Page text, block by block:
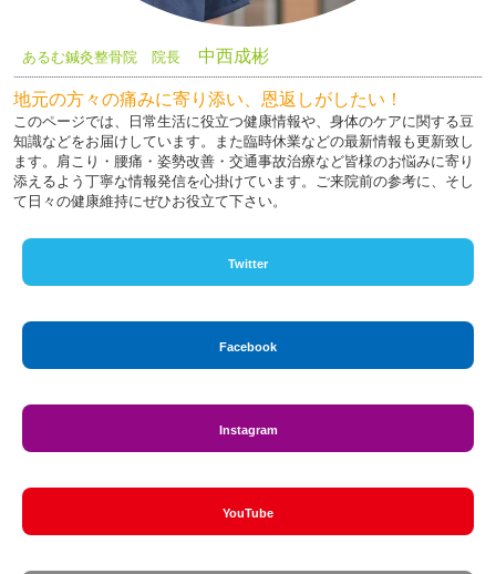
あるむ鍼灸整骨院 院長 中西成彬
地元の方々の痛みに寄り添い、恩返しがしたい！
このページでは、日常生活に役立つ健康情報や、身体のケアに関する豆
知識などをお届けしています。また臨時休業などの最新情報も更新致し
ます。肩こり・腰痛・姿勢改善・交通事故治療など皆様のお悩みに寄り
添えるよう丁寧な情報発信を心掛けています。ご来院前の参考に、そし
て日々の健康維持にぜひお役立て下さい。
Twitter
Facebook
Instagram
YouTube